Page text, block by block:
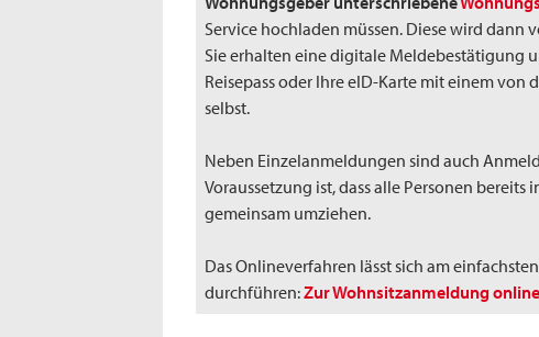
Service hochladen müssen. Diese wird
Sie erhalten eine digitale Meldebestätigung
Reisepass oder Ihre eID-Karte mit einem
selbst.
Neben Einzelanmeldungen sind auch
Voraussetzung ist, dass alle Personen
gemeinsam umziehen.
Das Onlineverfahren lässt sich am
durchführen:Zur Wohnsitzanmeldung online